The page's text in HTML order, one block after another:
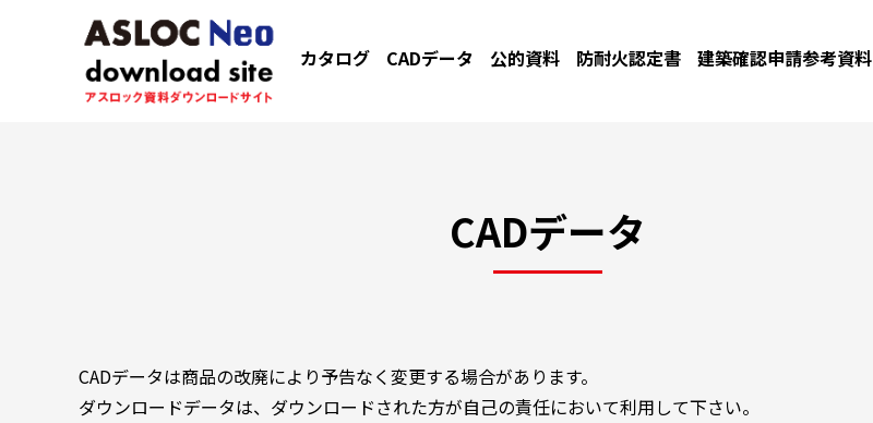
カタログ CADデータ 公的資料 防耐火認定書 建築確認申請参考資料
CADデータ
CADデータは商品の改廃により予告なく変更する場合があります。
ダウンロードデータは、ダウンロードされた方が自己の責任において利用して下さい。